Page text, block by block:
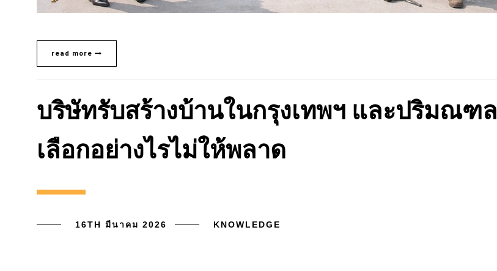
read more
บริษัทรับสร้างบ้านในกรุงเทพฯ และปริมณฑล
เลือกอย่างไรไม่ให้พลาด
16TH มีนาคม 2026 KNOWLEDGE